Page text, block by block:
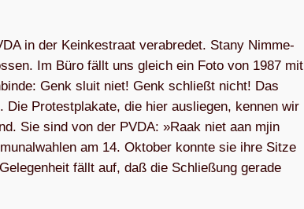
in der Keinke­straat verab­redet. Stany Nimme­
Im Büro fällt uns gleich ein Foto von 1987 mit
Genk sluit niet! Genk schließt nicht! Das
Protest­plakate, die hier aus­lie­gen, ken­nen wir
Sie sind von der PVDA: »Raak niet aan mjin
am 14. Ok­to­ber konnte sie ihre Sitze
fällt auf, daß die Schlie­ßung gerade